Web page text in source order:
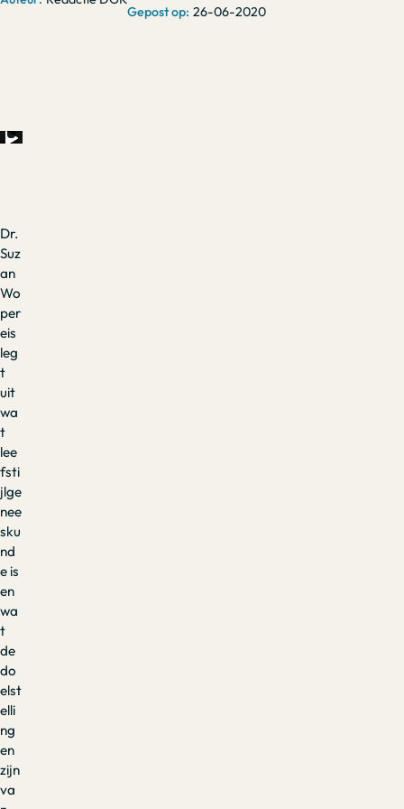
26-06-2020
Dr.
Suz
an
Wo
per
eis
leg
t
uit
wa
t
lee
fsti
jlge
nee
sku
nd
e is
en
wa
t
de
do
elst
elli
ng
en
zijn
va